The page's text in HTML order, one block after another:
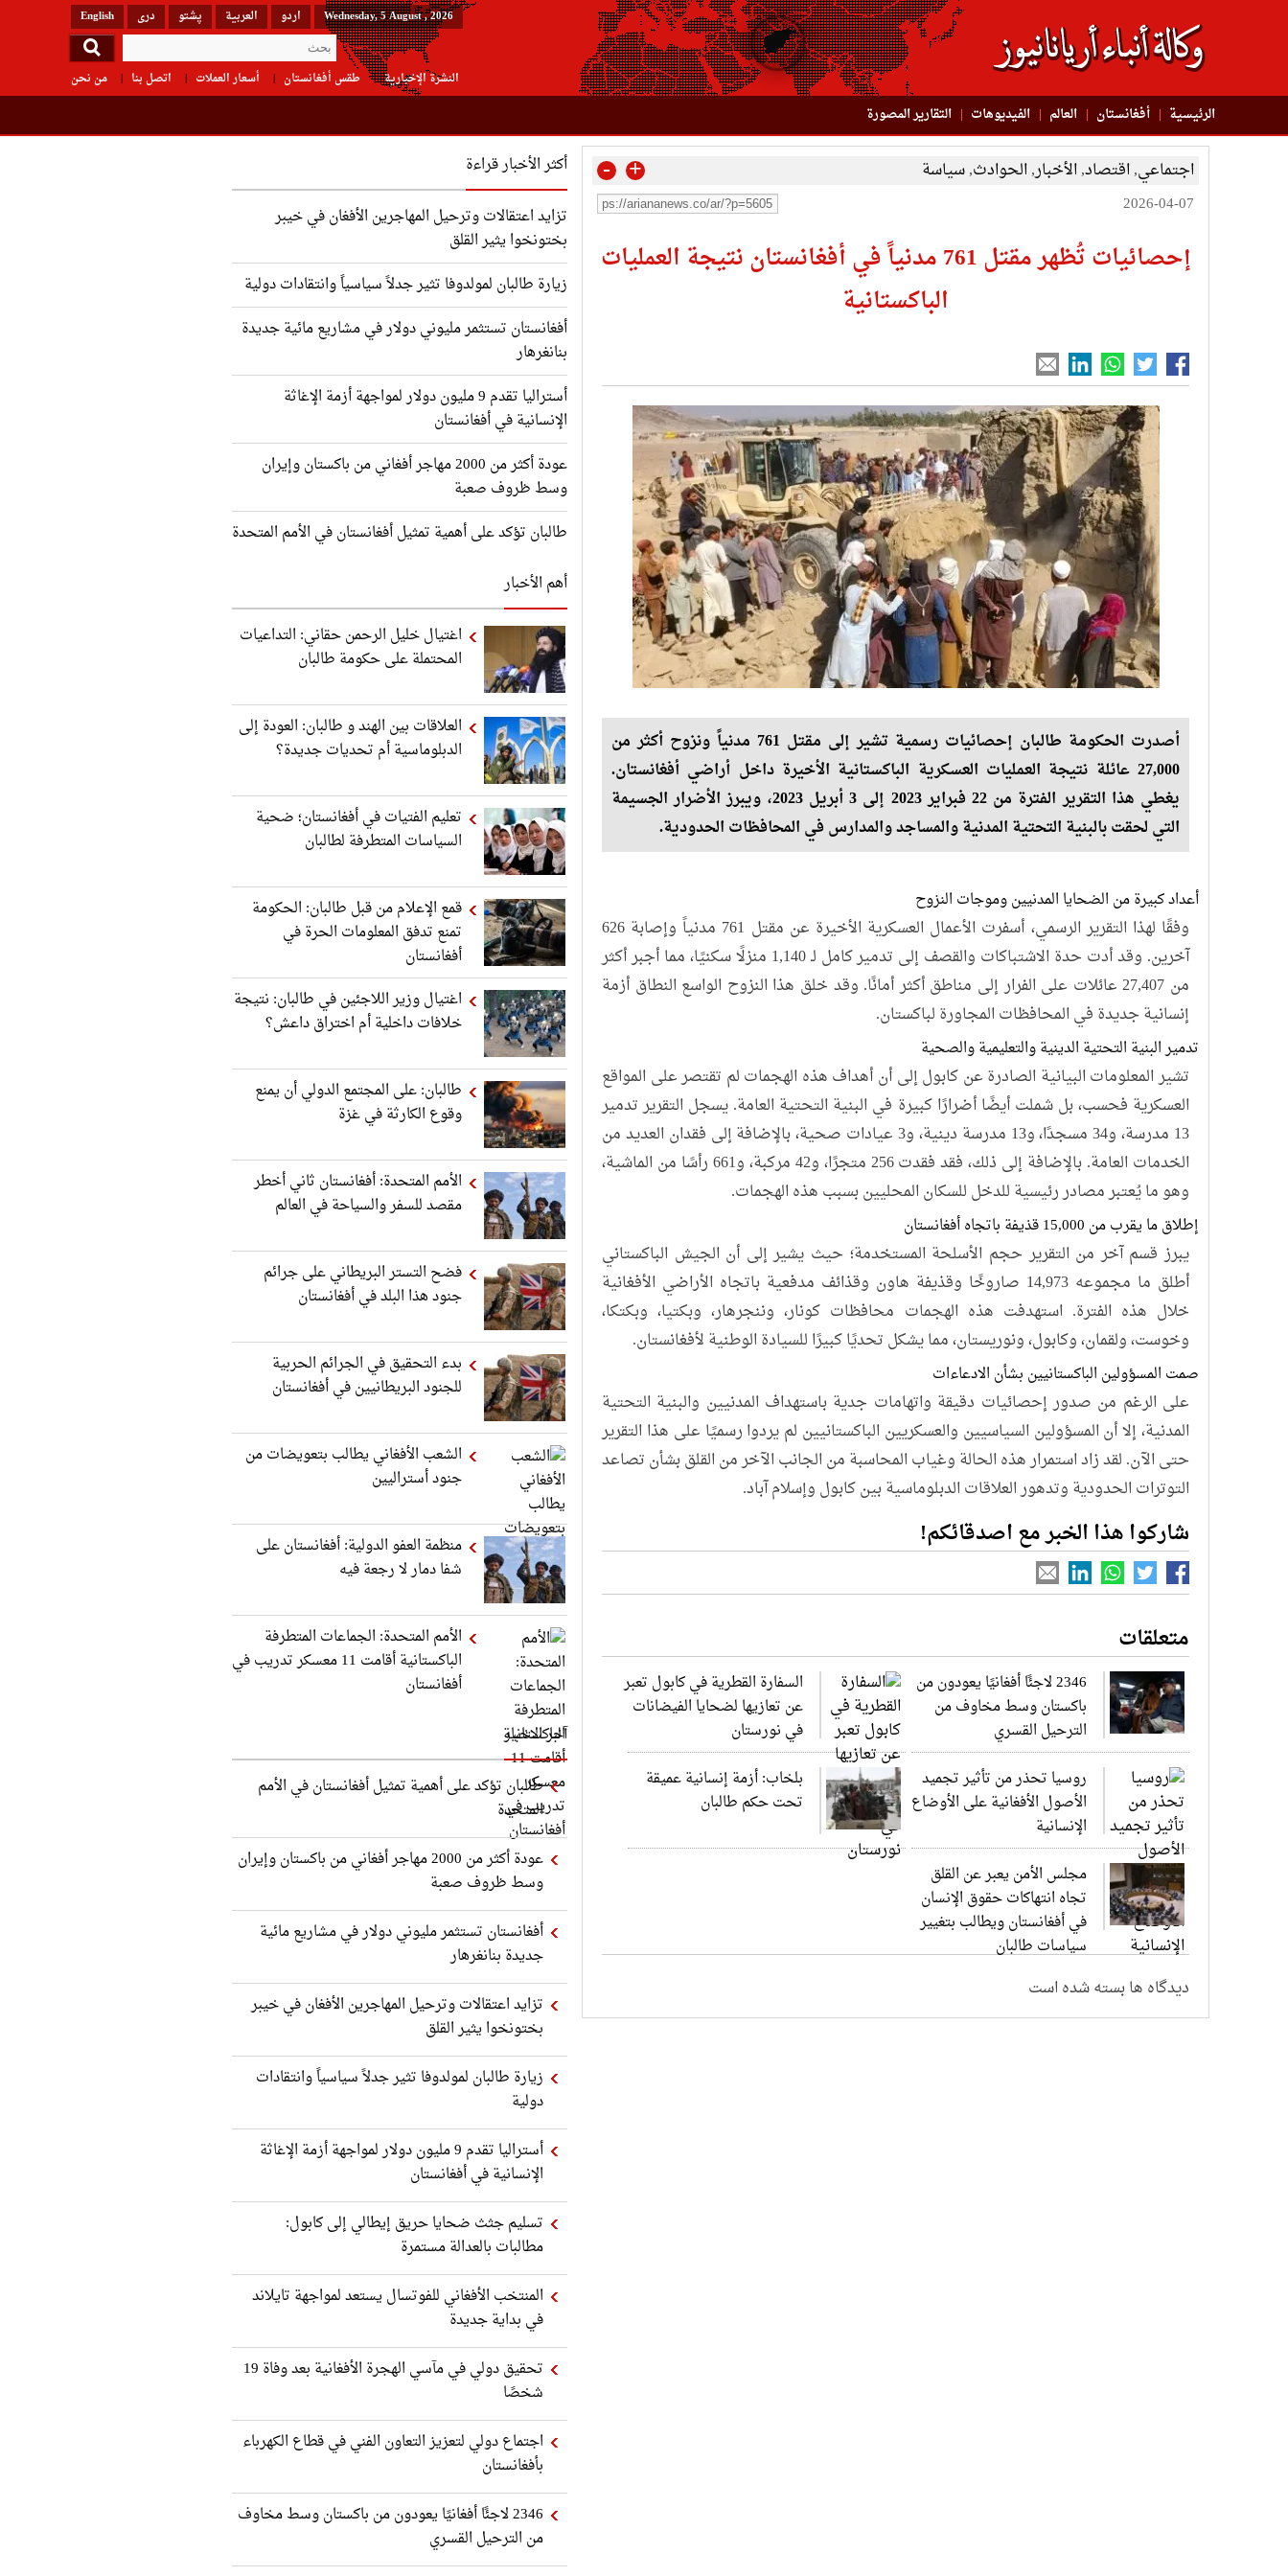
English دری پشتو العربیة اردو Wednesday, 5 August , 2026
من نحن اتصل بنا أسعار العملات طقس أفغانستان النشرة الإخبارية
الرئيسية أفغانستان العالم الفیدیوهات التقاریر المصورة
اجتماعي,اقتصاد,الأخبار,الحوادث,سياسة - +
2026-04-07
إحصائيات تُظهر مقتل 761 مدنياً في أفغانستان نتيجة العمليات
الباكستانية
أصدرت الحكومة طالبان إحصائيات رسمية تشير إلى مقتل 761 مدنياً ونزوح أكثر من
27,000 عائلة نتيجة العمليات العسكرية الباكستانية الأخيرة داخل أراضي أفغانستان.
يغطي هذا التقرير الفترة من 22 فبراير 2023 إلى 3 أبريل 2023، ويبرز الأضرار الجسيمة
التي لحقت بالبنية التحتية المدنية والمساجد والمدارس في المحافظات الحدودية.
أعداد كبيرة من الضحايا المدنيين وموجات النزوح
وفقًا لهذا التقرير الرسمي، أسفرت الأعمال العسكرية الأخيرة عن مقتل 761 مدنياً وإصابة 626
آخرين. وقد أدت حدة الاشتباكات والقصف إلى تدمير كامل لـ 1,140 منزلًا سكنيًا، مما أجبر أكثر
من 27,407 عائلات على الفرار إلى مناطق أكثر أمانًا. وقد خلق هذا النزوح الواسع النطاق أزمة
إنسانية جديدة في المحافظات المجاورة لباكستان.
تدمير البنية التحتية الدينية والتعليمية والصحية
تشير المعلومات البيانية الصادرة عن كابول إلى أن أهداف هذه الهجمات لم تقتصر على المواقع
العسكرية فحسب، بل شملت أيضًا أضرارًا كبيرة في البنية التحتية العامة. يسجل التقرير تدمير
13 مدرسة، و34 مسجدًا، و13 مدرسة دينية، و3 عيادات صحية، بالإضافة إلى فقدان العديد من
الخدمات العامة. بالإضافة إلى ذلك، فقد فقدت 256 متجرًا، و42 مركبة، و661 رأسًا من الماشية،
وهو ما يُعتبر مصادر رئيسية للدخل للسكان المحليين بسبب هذه الهجمات.
إطلاق ما يقرب من 15,000 قذيفة باتجاه أفغانستان
يبرز قسم آخر من التقرير حجم الأسلحة المستخدمة؛ حيث يشير إلى أن الجيش الباكستاني
أطلق ما مجموعه 14,973 صاروخًا وقذيفة هاون وقذائف مدفعية باتجاه الأراضي الأفغانية
خلال هذه الفترة. استهدفت هذه الهجمات محافظات كونار، وننجرهار، وبكتيا، وبكتكا،
وخوست، ولقمان، وكابول، ونوريستان، مما يشكل تحديًا كبيرًا للسيادة الوطنية لأفغانستان.
صمت المسؤولين الباكستانيين بشأن الادعاءات
على الرغم من صدور إحصائيات دقيقة واتهامات جدية باستهداف المدنيين والبنية التحتية
المدنية، إلا أن المسؤولين السياسيين والعسكريين الباكستانيين لم يردوا رسميًا على هذا التقرير
حتى الآن. لقد زاد استمرار هذه الحالة وغياب المحاسبة من الجانب الآخر من القلق بشأن تصاعد
التوترات الحدودية وتدهور العلاقات الدبلوماسية بين كابول وإسلام آباد.
شاركوا هذا الخبر مع اصدقائكم!
متعلقات
2346 لاجئًا أفغانيًا يعودون من
باكستان وسط مخاوف من
الترحيل القسري
السفارة القطرية في كابول تعبر
عن تعازيها لضحايا الفيضانات
في نورستان
روسيا تحذر من تأثير تجميد
الأصول الأفغانية على الأوضاع
الإنسانية
بلخاب: أزمة إنسانية عميقة
تحت حكم طالبان
مجلس الأمن يعبر عن القلق
تجاه انتهاكات حقوق الإنسان
في أفغانستان ويطالب بتغيير
سياسات طالبان
دیدگاه ها بسته شده است
أكثر الأخبار قراءة
تزايد اعتقالات وترحيل المهاجرين الأفغان في خيبر
بختونخوا يثير القلق
زيارة طالبان لمولدوفا تثير جدلاً سياسياً وانتقادات دولية
أفغانستان تستثمر مليوني دولار في مشاريع مائية جديدة
بنانغرهار
أستراليا تقدم 9 مليون دولار لمواجهة أزمة الإغاثة
الإنسانية في أفغانستان
عودة أكثر من 2000 مهاجر أفغاني من باكستان وإيران
وسط ظروف صعبة
طالبان تؤكد على أهمية تمثيل أفغانستان في الأمم المتحدة
أهم الأخبار
اغتيال خليل الرحمن حقاني: التداعيات
المحتملة على حكومة طالبان
العلاقات بين الهند و طالبان: العودة إلى
الدبلوماسية أم تحديات جديدة؟
تعليم الفتيات في أفغانستان؛ ضحية
السياسات المتطرفة لطالبان
قمع الإعلام من قبل طالبان: الحكومة
تمنع تدفق المعلومات الحرة في
أفغانستان
اغتيال وزير اللاجئين في طالبان: نتيجة
خلافات داخلية أم اختراق داعش؟
طالبان: على المجتمع الدولي أن يمنع
وقوع الكارثة في غزة
الأمم المتحدة: أفغانستان ثاني أخطر
مقصد للسفر والسياحة في العالم
فضح التستر البريطاني على جرائم
جنود هذا البلد في أفغانستان
بدء التحقيق في الجرائم الحربیة
للجنود البريطانيین في أفغانستان
الشعب الأفغاني يطالب بتعويضات من
جنود أستراليين
منظمة العفو الدولية: أفغانستان على
شفا دمار لا رجعة فيه
الأمم المتحدة: الجماعات المتطرفة
الباكستانية أقامت 11 معسكر تدريب في
أفغانستان
آخر الاخبار
طالبان تؤكد على أهمية تمثيل أفغانستان في الأمم
المتحدة
عودة أكثر من 2000 مهاجر أفغاني من باكستان وإيران
وسط ظروف صعبة
أفغانستان تستثمر مليوني دولار في مشاريع مائية
جديدة بنانغرهار
تزايد اعتقالات وترحيل المهاجرين الأفغان في خيبر
بختونخوا يثير القلق
زيارة طالبان لمولدوفا تثير جدلاً سياسياً وانتقادات
دولية
أستراليا تقدم 9 مليون دولار لمواجهة أزمة الإغاثة
الإنسانية في أفغانستان
تسليم جثث ضحايا حريق إيطالي إلى كابول:
مطالبات بالعدالة مستمرة
المنتخب الأفغاني للفوتسال يستعد لمواجهة تايلاند
في بداية جديدة
تحقيق دولي في مآسي الهجرة الأفغانية بعد وفاة 19
شخصًا
اجتماع دولي لتعزيز التعاون الفني في قطاع الكهرباء
بأفغانستان
2346 لاجئًا أفغانيًا يعودون من باكستان وسط مخاوف
من الترحيل القسري